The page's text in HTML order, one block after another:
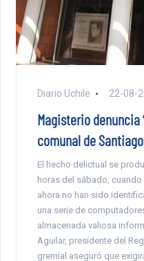
Diario Uchile 22-08-
Magisterio denuncia
comunal de Santiago
El hecho delictual se
horas del sábado,
ahora no han sido
una serie de
almacenada valiosa
Aguilar, presidente del
gremial aseguró que